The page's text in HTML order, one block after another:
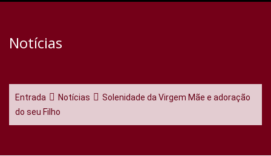
Notícias
Entrada Notícias
Solenidade da Virgem Mãe e adoração
do seu Filho